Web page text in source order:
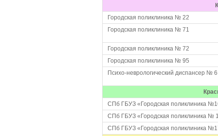
Городская поликлиника № 22
Городская поликлиника № 71
Городская поликлиника № 72
Городская поликлиника № 95
Психо-неврологический диспансер № 6
СПб ГБУЗ «Городская поликлиника
СПб ГБУЗ «Городская поликлиника №
СПб ГБУЗ «Городская поликлиника